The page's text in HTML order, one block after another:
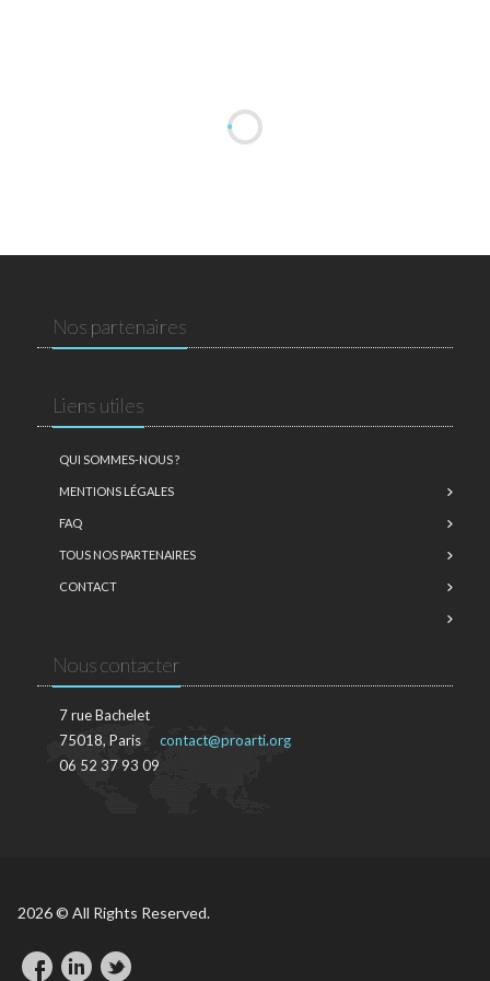
Nos partenaires
Liens utiles
QUI SOMMES-NOUS ?
MENTIONS LÉGALES
FAQ
TOUS NOS PARTENAIRES
CONTACT
Nous contacter
7 rue Bachelet
75018, Paris
06 52 37 93 09
contact@proarti.org
2026 © All Rights Reserved.